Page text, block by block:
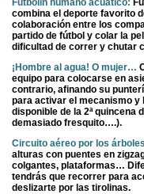
Futbolín humano acuático:
combina el deporte favorito
colaboración entre los
partido de fútbol y colar la
dificultad de correr y chutar
¡Hombre al agua! O mujer…
equipo para colocarse en
contrario, afinando su
para activar el mecanismo
disponible de la 2ª quincena
demasiado fresquito….).
Circuito aéreo por los
alturas con puentes en
colgantes, plataformas…
tendrás que recorrer para
deslizarte por las tirolinas.